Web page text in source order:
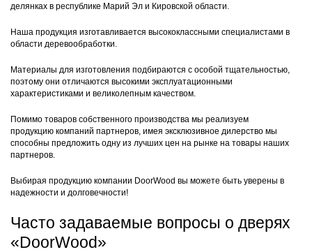
делянках в республике Марий Эл и Кировской области.
Наша продукция изготавливается высококлассными специалистами в
области деревообработки.
Материалы для изготовления подбираются с особой тщательностью,
поэтому они отличаются высокими эксплуатационными
характеристиками и великолепным качеством.
Помимо товаров собственного производства мы реализуем
продукцию компаний партнеров, имея эксклюзивное дилерство мы
способны предложить одну из лучших цен на рынке на товары наших
партнеров.
Выбирая продукцию компании DoorWood вы можете быть уверены в
надежности и долговечности!
Часто задаваемые вопросы о дверях
«DoorWood»